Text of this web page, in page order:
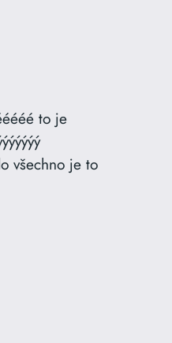
to je
všechno je to